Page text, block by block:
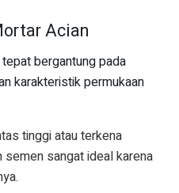
Acian
bergantung pada
karakteristik permukaan
tinggi atau terkena
semen sangat ideal karena